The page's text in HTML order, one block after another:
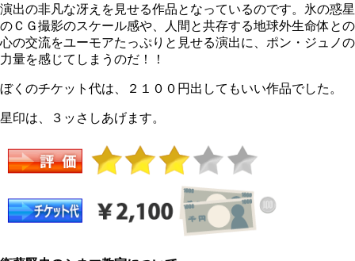
演出の非凡な冴えを見せる作品となっているのです。氷の惑星
のＣＧ撮影のスケール感や、人間と共存する地球外生命体との
心の交流をユーモアたっぷりと見せる演出に、ポン・ジュノの
力量を感じてしまうのだ！！
ぼくのチケット代は、２１００円出してもいい作品でした。
星印は、３ッさしあげます。